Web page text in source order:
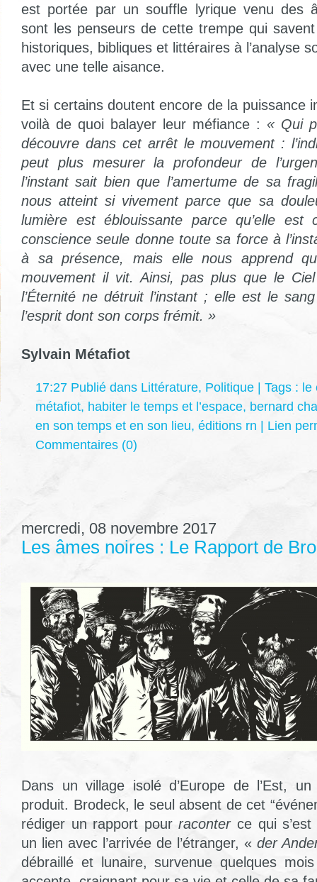
est portée par un souffle lyrique venu des
sont les penseurs de cette trempe qui
historiques, bibliques et littéraires à l’analyse
avec une telle aisance.
Et si certains doutent encore de la puissance
voilà de quoi balayer leur méfiance : « Qui
découvre dans cet arrêt le mouvement :
peut plus mesurer la profondeur de
l’instant sait bien que l’amertume de sa
nous atteint si vivement parce que sa
lumière est éblouissante parce qu’elle est
conscience seule donne toute sa force à
à sa présence, mais elle nous apprend
mouvement il vit. Ainsi, pas plus que le
l’Éternité ne détruit l’instant ; elle est le
l’esprit dont son corps frémit. »
Sylvain Métafiot
17:27 Publié dans Littérature, Politique | Tags : le
métafiot, habiter le temps et l’espace, bernard
en son temps et en son lieu, éditions rn | Lien
Commentaires (0)
mercredi, 08 novembre 2017
Les âmes noires : Le Rapport de
Dans un village isolé d’Europe de l’Est, un
produit. Brodeck, le seul absent de cet
rédiger un rapport pourraconterce qui s’est
un lien avec l’arrivée de l’étranger, « der
débraillé et lunaire, survenue quelques